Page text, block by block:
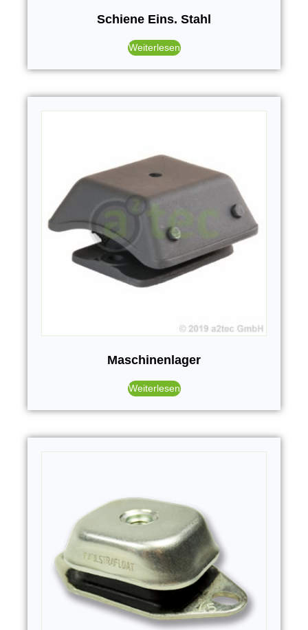
Schiene Eins. Stahl
Weiterlesen
Maschinenlager
Weiterlesen